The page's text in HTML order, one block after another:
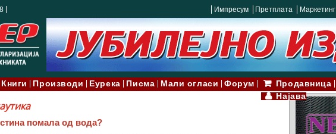
Импресум Претплата Маркетинг
Книги Производи Еурека Писма Мали огласи Форум Продавница
Најава
помала од вода?